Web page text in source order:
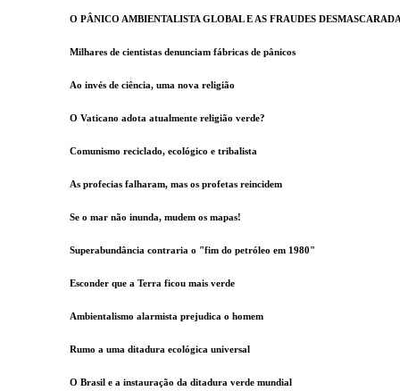
O PÂNICO AMBIENTALISTA GLOBAL E AS FRAUDES
Milhares de cientistas denunciam fábricas de pânicos
Ao invés de ciência, uma nova religião
O Vaticano adota atualmente religião verde?
Comunismo reciclado, ecológico e tribalista
As profecias falharam, mas os profetas reincidem
Se o mar não inunda, mudem os mapas!
Superabundância contraria o "fim do petróleo em 1980"
Esconder que a Terra ficou mais verde
Ambientalismo alarmista prejudica o homem
Rumo a uma ditadura ecológica universal
O Brasil e a instauração da ditadura verde mundial